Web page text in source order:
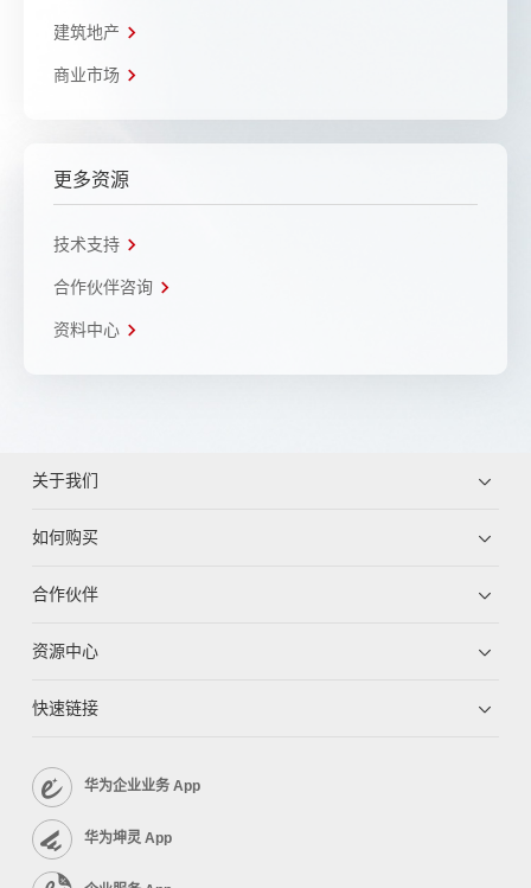
建筑地产
商业市场
更多资源
技术支持
合作伙伴咨询
资料中心
关于我们
如何购买
合作伙伴
资源中心
快速链接
华为企业业务 App
华为坤灵 App